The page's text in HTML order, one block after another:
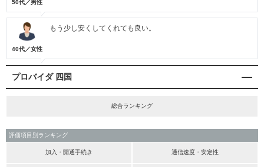
50代／男性
40代／女性
もう少し安くしてくれても良い。
プロバイダ 四国
総合ランキング
評価項目別ランキング
加入・開通手続き 通信速度・安定性